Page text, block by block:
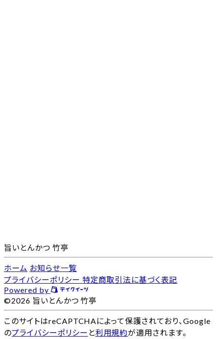
旨いとんかつ 竹亭
ホーム お知らせ一覧
プライバシーポリシー 特定商取引法に基づく表記
Powered by
©2026 旨いとんかつ 竹亭
このサイトはreCAPTCHAによって保護されており、Google
のプライバシーポリシー と利用規約が適用されます。